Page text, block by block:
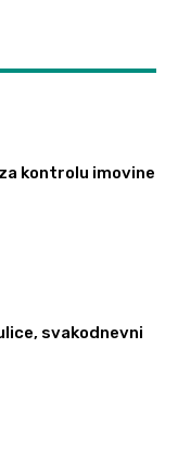
za kontrolu imovine
svakodnevni